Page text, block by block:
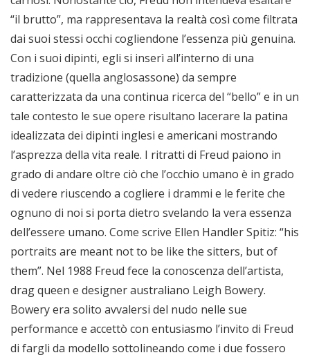
“il brutto”, ma rappresentava la realtà così come filtrata
dai suoi stessi occhi cogliendone l’essenza più genuina.
Con i suoi dipinti, egli si inserì all’interno di una
tradizione (quella anglosassone) da sempre
caratterizzata da una continua ricerca del “bello” e in un
tale contesto le sue opere risultano lacerare la patina
idealizzata dei dipinti inglesi e americani mostrando
l’asprezza della vita reale. I ritratti di Freud paiono in
grado di andare oltre ciò che l’occhio umano è in grado
di vedere riuscendo a cogliere i drammi e le ferite che
ognuno di noi si porta dietro svelando la vera essenza
dell’essere umano. Come scrive Ellen Handler Spitiz: “his
portraits are meant not to be like the sitters, but of
them”. Nel 1988 Freud fece la conoscenza dell’artista,
drag queen e designer australiano Leigh Bowery.
Bowery era solito avvalersi del nudo nelle sue
performance e accettò con entusiasmo l’invito di Freud
di fargli da modello sottolineando come i due fossero